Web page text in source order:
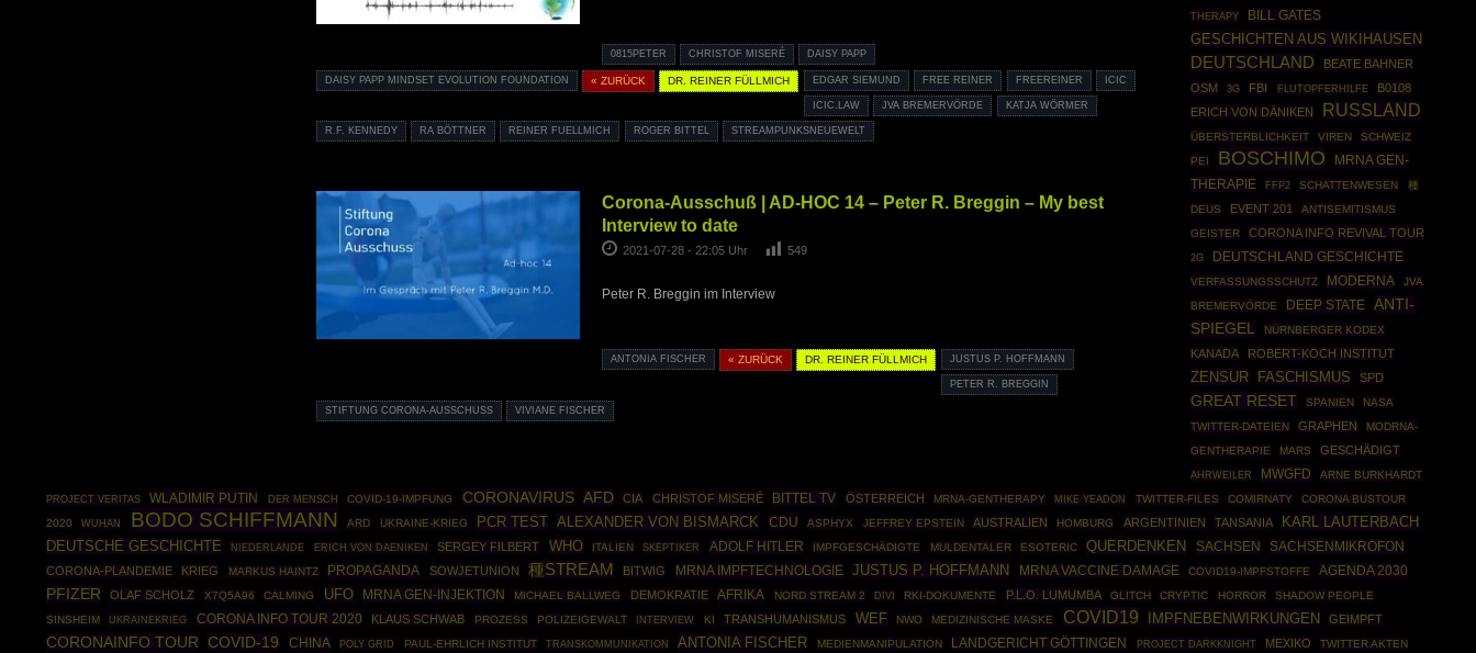
0815PETER CHRISTOF MISERÉ DAISY PAPP
DAISY PAPP MINDSET EVOLUTION FOUNDATION « ZURÜCK DR. REINER FÜLLMICH EDGAR SIEMUND FREE REINER FREEREINER ICIC
ICIC.LAW JVA BREMERVÖRDE KATJA WÖRMER
R.F. KENNEDY RA BÖTTNER REINER FUELLMICH ROGER BITTEL STREAMPUNKSNEUEWELT
Corona-Ausschuß | AD-HOC 14 – Peter R. Breggin – My best
Interview to date
2021-07-28 - 22:05 Uhr 549
Peter R. Breggin im Interview
ANTONIA FISCHER « ZURÜCK DR. REINER FÜLLMICH JUSTUS P. HOFFMANN
PETER R. BREGGIN
STIFTUNG CORONA-AUSSCHUSS VIVIANE FISCHER
THERAPY
BILL GATES
GESCHICHTEN AUS WIKIHAUSEN
DEUTSCHLAND
BEATE BAHNER
OSM
3G FBI FLUTOPFERHILFE
B0108
ERICH VON DÄNIKEN
RUSSLAND
ÜBERSTERBLICHKEIT VIREN
SCHWEIZ
PEI
BOSCHIMO
MRNA GEN-
THERAPIE
FFP2 SCHATTENWESEN
種
DEUS
EVENT 201
ANTISEMITISMUS
GEISTER
CORONA INFO REVIVAL TOUR
2G DEUTSCHLAND GESCHICHTE
VERFASSUNGSSCHUTZ MODERNA
JVA
BREMERVÖRDE
DEEP STATE
ANTI-
SPIEGEL
NÜRNBERGER KODEX
KANADA ROBERT-KOCH INSTITUT
ZENSUR FASCHISMUS SPD
GREAT RESET SPANIEN
NASA
TWITTER-DATEIEN
GRAPHEN
MODRNA-
GENTHERAPIE
MARS GESCHÄDIGT
AHRWEILER MWGFD ARNE BURKHARDT
PROJECT VERITAS WLADIMIR PUTIN DER MENSCH COVID-19-IMPFUNG CORONAVIRUS AFD CIA CHRISTOF MISERÉ BITTEL TV ÖSTERREICH MRNA-GENTHERAPY MIKE YEADON TWITTER-FILES COMIRNATY
CORONA BUSTOUR
2020
WUHAN BODO SCHIFFMANN ARD UKRAINE-KRIEG PCR TEST ALEXANDER VON BISMARCK CDU ASPHYX JEFFREY EPSTEIN AUSTRALIEN HOMBURG ARGENTINIEN TANSANIA KARL LAUTERBACH
DEUTSCHE GESCHICHTE NIEDERLANDE ERICH VON DAENIKEN SERGEY FILBERT WHO ITALIEN SKEPTIKER ADOLF HITLER IMPFGESCHÄDIGTE MULDENTALER ESOTERIC QUERDENKEN SACHSEN SACHSENMIKROFON
CORONA-PLANDEMIE KRIEG MARKUS HAINTZ PROPAGANDA SOWJETUNION 種STREAM BITWIG MRNA IMPFTECHNOLOGIE JUSTUS P. HOFFMANN MRNA VACCINE DAMAGE COVID19-IMPFSTOFFE AGENDA 2030
PFIZER OLAF SCHOLZ X7Q5A96 CALMING UFO MRNA GEN-INJEKTION MICHAEL BALLWEG DEMOKRATIE AFRIKA NORD STREAM 2 DIVI RKI-DOKUMENTE P.L.O. LUMUMBA GLITCH CRYPTIC HORROR
SHADOW PEOPLE
SINSHEIM
UKRAINEKRIEG CORONA INFO TOUR 2020 KLAUS SCHWAB PROZESS POLIZEIGEWALT INTERVIEW KI TRANSHUMANISMUS WEF NWO MEDIZINISCHE MASKE COVID19 IMPFNEBENWIRKUNGEN GEIMPFT
CORONAINFO TOUR COVID-19 CHINA POLY GRID PAUL-EHRLICH INSTITUT TRANSKOMMUNIKATION ANTONIA FISCHER MEDIENMANIPULATION LANDGERICHT GÖTTINGEN PROJECT DARKKNIGHT MEXIKO TWITTER AKTEN